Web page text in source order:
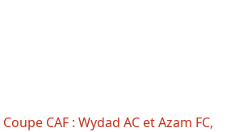
Coupe CAF : Wydad AC et Azam FC,